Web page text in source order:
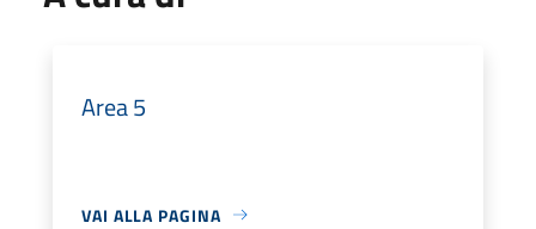
Area 5
VAI ALLA PAGINA